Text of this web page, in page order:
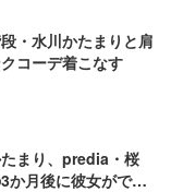
・水川かたまりと肩
コーデ着こなす
まり、predia・桜
か月後に彼女ができ